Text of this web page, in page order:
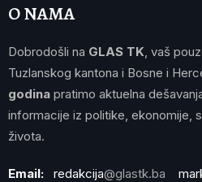
O NAMA
Dobrodošli na GLAS TK , vaš
Tuzlanskog kantona i Bosne i
godina pratimo aktuelna
informacije iz politike, ekonomije,
života.
Email: redakcija@glastk.ba